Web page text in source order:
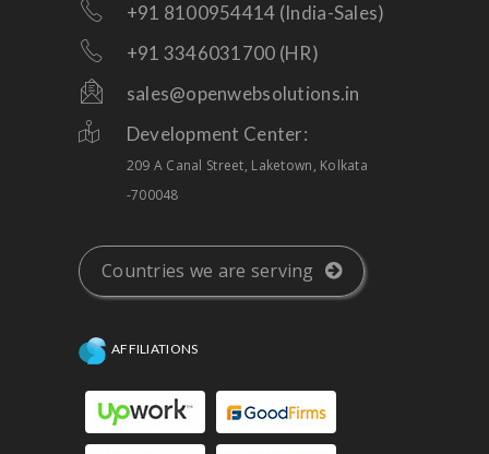
+91 8100954414 (India-Sales)
+91 3346031700 (HR)
sales@openwebsolutions.in
Development Center:
209 A Canal Street, Laketown, Kolkata
-700048
Countries we are serving
AFFILIATIONS